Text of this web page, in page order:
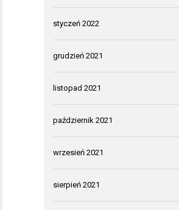
styczeń 2022
grudzień 2021
listopad 2021
październik 2021
wrzesień 2021
sierpień 2021